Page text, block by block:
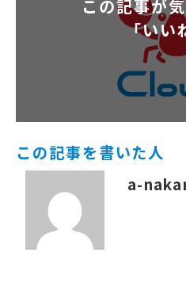
この記事が
「いい
この記事を書いた人
a-